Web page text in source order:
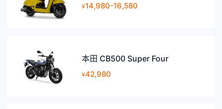
¥14,980-16,580
本田 CB500 Super Four
¥42,980